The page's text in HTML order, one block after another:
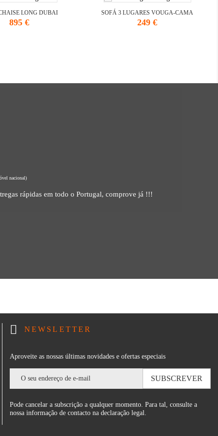
LONG DUBAI
Preço
895 €
SOFÁ 3 LUGARES VOUGA-CAMA
Preço
249 €
nacional)
rápidas em todo o Portugal, comprove já !!!
NEWSLETTER
Aproveite as nossas últimas novidades e ofertas especiais
Pode cancelar a subscrição a qualquer momento. Para tal, consulte a
nossa informação de contacto na declaração legal.